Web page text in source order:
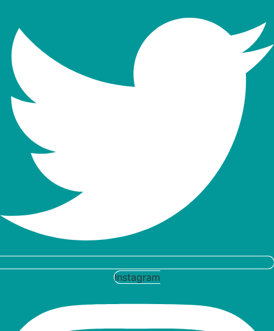
Instagram